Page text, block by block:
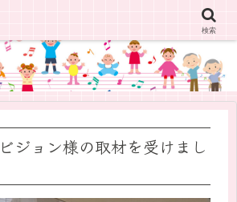
ジョン様の取材を受けまし
検索